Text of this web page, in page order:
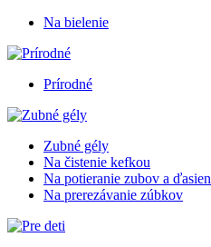
Na bielenie
Prírodné
Zubné gély
Na čistenie kefkou
Na potieranie zubov a ďasien
Na prerezávanie zúbkov